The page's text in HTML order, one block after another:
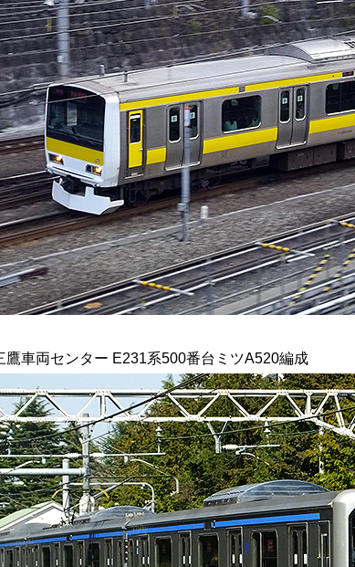
鷹車両センター E231系500番台ミツA520編成